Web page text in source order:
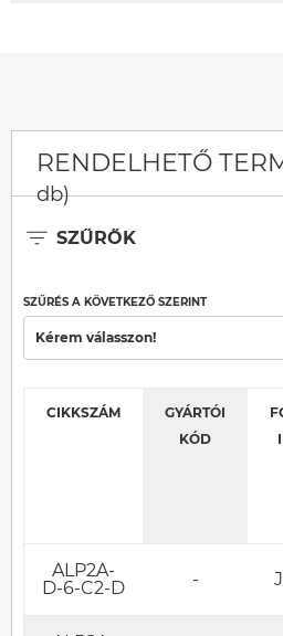
RENDELHETŐ
db)
SZŰRŐK
SZŰRÉS A KÖVETKEZŐ SZERINT
Kérem válasszon!
CIKKSZÁM
GYÁRTÓI
KÓD
ALP2A-
D-6-C2-D
-